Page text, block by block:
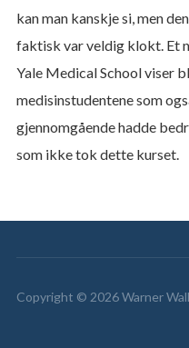
kan man kanskje si, men
faktisk var veldig klokt. Et
Yale Medical School viser
medisinstudentene som
gjennomgående hadde
som ikke tok dette kurset.
Copyright © 2026 Warner Wall